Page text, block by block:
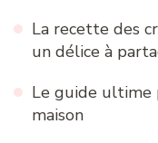
La recette des
un délice à
Le guide ultime
maison